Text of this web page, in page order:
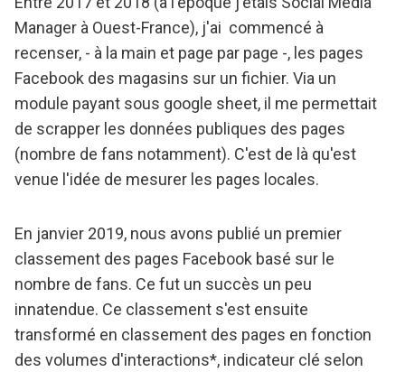
Manager à Ouest-France), j'ai commencé à
recenser, - à la main et page par page -, les pages
Facebook des magasins sur un fichier. Via un
module payant sous google sheet, il me permettait
de scrapper les données publiques des pages
(nombre de fans notamment). C'est de là qu'est
venue l'idée de mesurer les pages locales.
En janvier 2019, nous avons publié un premier
classement des pages Facebook basé sur le
nombre de fans. Ce fut un succès un peu
innatendue. Ce classement s'est ensuite
transformé en classement des pages en fonction
des volumes d'interactions*, indicateur clé selon